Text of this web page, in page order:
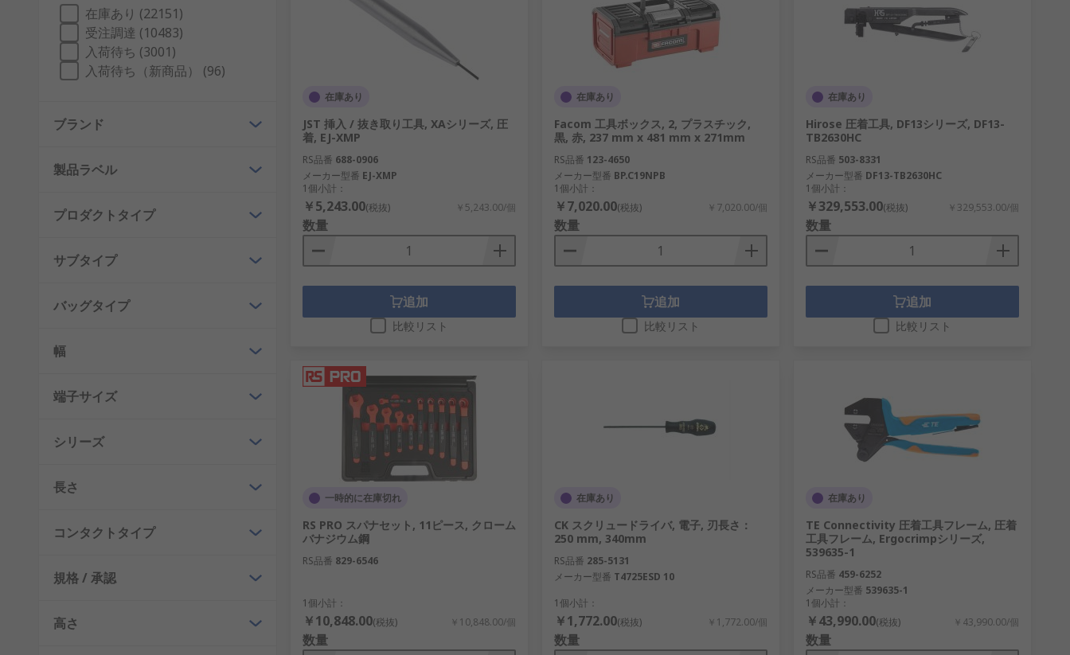
在庫あり (22151)
受注調達 (10483)
入荷待ち (3001)
入荷待ち（新商品） (96)
ブランド
製品ラベル
プロダクトタイプ
サブタイプ
バッグタイプ
幅
端子サイズ
シリーズ
長さ
コンタクトタイプ
規格 / 承認
高さ
在庫あり
JST 挿入 / 抜き取り工具, XAシリーズ, 圧
着, EJ-XMP
RS品番 688-0906
メーカー型番 EJ-XMP
1個小計：
￥5,243.00(税抜) ￥5,243.00/個
数量
追加
比較リスト
在庫あり
Facom 工具ボックス, 2, プラスチック,
黒, 赤, 237 mm x 481 mm x 271mm
RS品番 123-4650
メーカー型番 BP.C19NPB
1個小計：
￥7,020.00(税抜) ￥7,020.00/個
数量
追加
比較リスト
在庫あり
Hirose 圧着工具, DF13シリーズ, DF13-
TB2630HC
RS品番 503-8331
メーカー型番 DF13-TB2630HC
1個小計：
￥329,553.00(税抜) ￥329,553.00/個
数量
追加
比較リスト
一時的に在庫切れ
RS PRO スパナセット, 11ピース, クローム
バナジウム鋼
RS品番 829-6546
1個小計：
￥10,848.00(税抜) ￥10,848.00/個
数量
在庫あり
CK スクリュードライバ, 電子, 刃長さ：
250 mm, 340mm
RS品番 285-5131
メーカー型番 T4725ESD 10
1個小計：
￥1,772.00(税抜) ￥1,772.00/個
数量
在庫あり
TE Connectivity 圧着工具フレーム, 圧着
工具フレーム, Ergocrimpシリーズ,
539635-1
RS品番 459-6252
メーカー型番 539635-1
1個小計：
￥43,990.00(税抜) ￥43,990.00/個
数量